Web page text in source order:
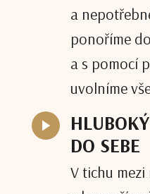
a
ponoříme
a s pomocí
uvolníme
DO SEBE
V tichu mezi